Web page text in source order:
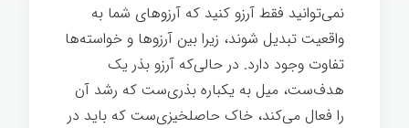
نمی‌توانید فقط آرزو کنید که آرزوهای شما به
واقعیت تبدیل شوند، زیرا بین آرزوها و خواسته‌ها
تفاوت وجود دارد. در حالی‌که آرزو بذر یک
هدف‌ست، میل به یکباره بذری‌ست که رشد آن
را فعال می‌کند، خاک حاصلخیزی‌ست که باید در